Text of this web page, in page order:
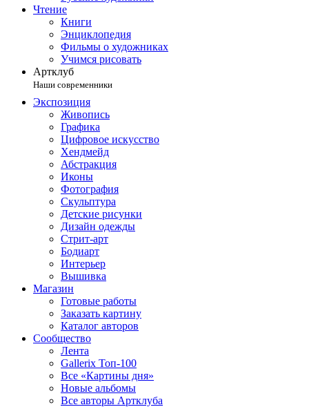
Чтение
Книги
Энциклопедия
Фильмы о художниках
Учимся рисовать
Артклуб
Наши современники
Экспозиция
Живопись
Графика
Цифровое искусство
Хендмейд
Абстракция
Иконы
Фотография
Скульптура
Детские рисунки
Дизайн одежды
Стрит-арт
Бодиарт
Интерьер
Вышивка
Магазин
Готовые работы
Заказать картину
Каталог авторов
Сообщество
Лента
Gallerix Топ-100
Все «Картины дня»
Новые альбомы
Все авторы Артклуба